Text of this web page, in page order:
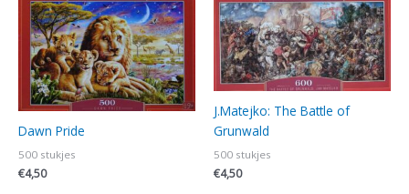
Dawn Pride
500 stukjes
€4,50
J.Matejko: The Battle of
Grunwald
500 stukjes
€4,50